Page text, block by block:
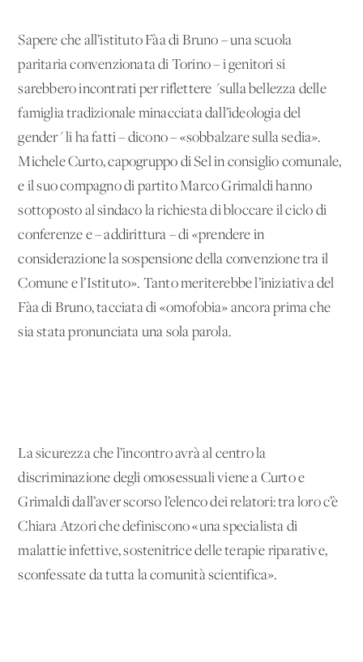
Sapere che all’istituto Fàa di Bruno – una scuola
paritaria convenzionata di Torino – i genitori si
sarebbero incontrati per riflettere "sulla bellezza delle
famiglia tradizionale minacciata dall’ideologia del
gender" li ha fatti – dicono – «sobbalzare sulla sedia».
Michele Curto, capogruppo di Sel in consiglio comunale,
e il suo compagno di partito Marco Grimaldi hanno
sottoposto al sindaco la richiesta di bloccare il ciclo di
conferenze e – addirittura – di «prendere in
considerazione la sospensione della convenzione tra il
Comune e l’Istituto». Tanto meriterebbe l’iniziativa del
Fàa di Bruno, tacciata di «omofobia» ancora prima che
sia stata pronunciata una sola parola.
La sicurezza che l’incontro avrà al centro la
discriminazione degli omosessuali viene a Curto e
Grimaldi dall’aver scorso l’elenco dei relatori: tra loro c’è
Chiara Atzori che definiscono «una specialista di
malattie infettive, sostenitrice delle terapie riparative,
sconfessate da tutta la comunità scientifica».